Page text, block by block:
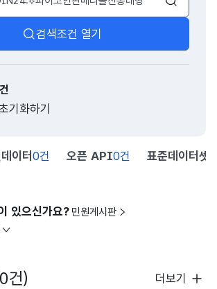
검색
검색조건 열기
기화하기
이터 0건 오픈 API0건 표준데이터셋
있으신가요? 민원게시판
건) 더보기